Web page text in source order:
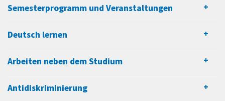
Semesterprogramm und Veranstaltungen
Deutsch lernen
Arbeiten neben dem Studium
Antidiskriminierung